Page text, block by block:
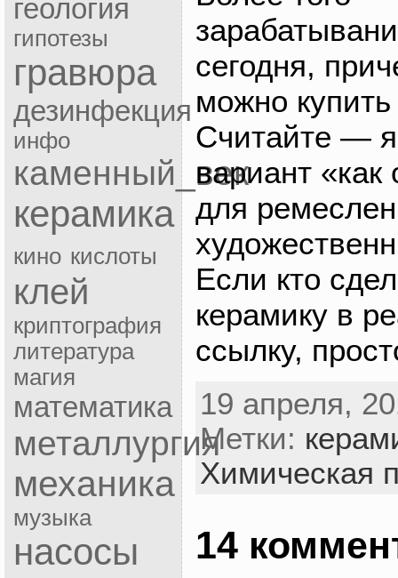
геология
гипотезы
гравюра
дезинфекция
инфо
каменный_век
керамика
кино кислоты
клей
криптография
литература
магия
математика
металлургия
механика
музыка
насосы
сегодня,
можно
Считайте —
вариант «как
для
Если кто
керамику в
ссылку,
19 апреля,
Метки:
Химическая
14